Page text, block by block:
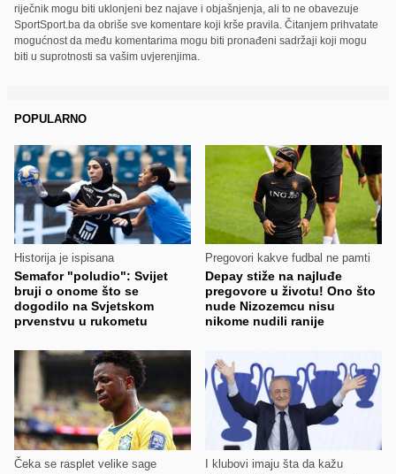
riječnik mogu biti uklonjeni bez najave i objašnjenja, ali to ne obavezuje
SportSport.ba da obriše sve komentare koji krše pravila. Čitanjem prihvatate
mogućnost da među komentarima mogu biti pronađeni sadržaji koji mogu
biti u suprotnosti sa vašim uvjerenjima.
POPULARNO
Historija je ispisana
Semafor "poludio": Svijet
bruji o onome što se
dogodilo na Svjetskom
prvenstvu u rukometu
Pregovori kakve fudbal ne pamti
Depay stiže na najluđe
pregovore u životu! Ono što
nude Nizozemcu nisu
nikome nudili ranije
Čeka se rasplet velike sage I klubovi imaju šta da kažu